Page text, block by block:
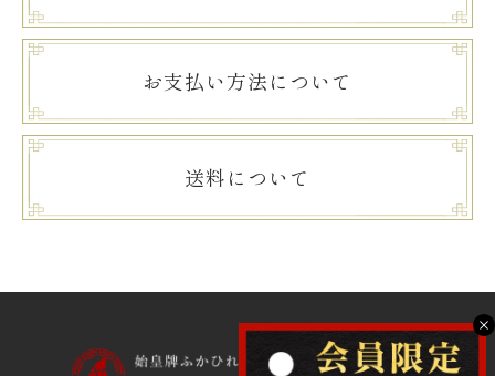
お支払い方法について
送料について
X